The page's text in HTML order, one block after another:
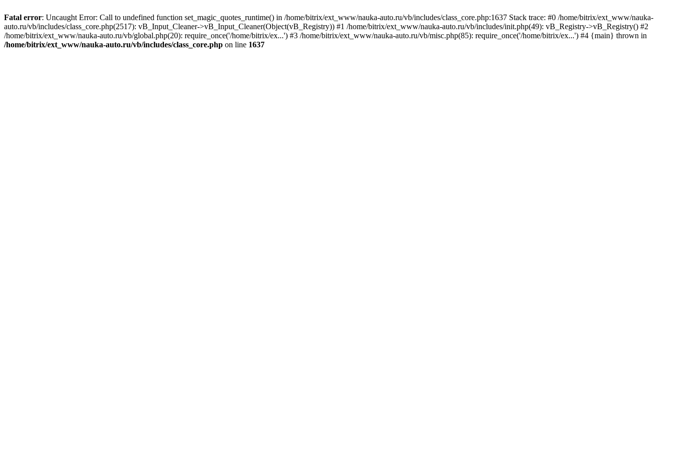
Fatal error: Uncaught Error: Call to undefined function set_magic_quotes_runtime() in /home/bitrix/ext_www/nauka-auto.ru/vb/includes/class_core.php:1637 Stack trace: #0 /home/bitrix/ext_www/nauka-
auto.ru/vb/includes/class_core.php(2517): vB_Input_Cleaner->vB_Input_Cleaner(Object(vB_Registry)) #1 /home/bitrix/ext_www/nauka-auto.ru/vb/includes/init.php(49): vB_Registry->vB_Registry() #2
/home/bitrix/ext_www/nauka-auto.ru/vb/global.php(20): require_once('/home/bitrix/ex...') #3 /home/bitrix/ext_www/nauka-auto.ru/vb/misc.php(85): require_once('/home/bitrix/ex...') #4 {main} thrown in
/home/bitrix/ext_www/nauka-auto.ru/vb/includes/class_core.php on line 1637